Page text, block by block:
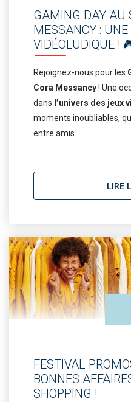
GAMING DAY AU
MESSANCY :
VIDÉOLUDIQUE !
Rejoignez-nous pour les
Cora Messancy! Une
dans l’univers des jeux
moments inoubliables,
entre amis.
LIRE
FESTIVAL
BONNES
SHOPPING !